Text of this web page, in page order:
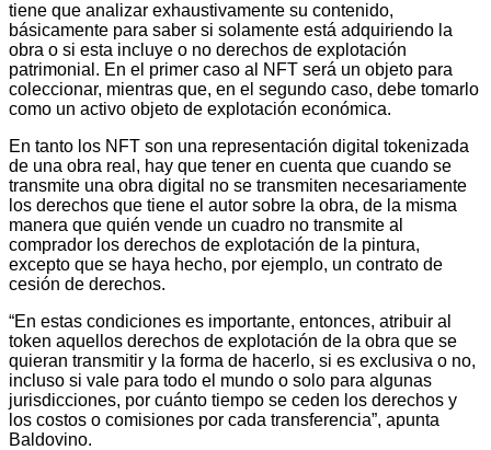
tiene que analizar exhaustivamente su contenido,
básicamente para saber si solamente está adquiriendo la
obra o si esta incluye o no derechos de explotación
patrimonial. En el primer caso al NFT será un objeto para
coleccionar, mientras que, en el segundo caso, debe tomarlo
como un activo objeto de explotación económica.
En tanto los NFT son una representación digital tokenizada
de una obra real, hay que tener en cuenta que cuando se
transmite una obra digital no se transmiten necesariamente
los derechos que tiene el autor sobre la obra, de la misma
manera que quién vende un cuadro no transmite al
comprador los derechos de explotación de la pintura,
excepto que se haya hecho, por ejemplo, un contrato de
cesión de derechos.
“En estas condiciones es importante, entonces, atribuir al
token aquellos derechos de explotación de la obra que se
quieran transmitir y la forma de hacerlo, si es exclusiva o no,
incluso si vale para todo el mundo o solo para algunas
jurisdicciones, por cuánto tiempo se ceden los derechos y
los costos o comisiones por cada transferencia”, apunta
Baldovino.